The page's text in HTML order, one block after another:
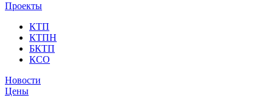
Проекты
КТП
КТПН
БКТП
КСО
Новости
Цены